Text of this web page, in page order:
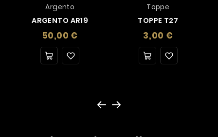
Argento
ARGENTO AR19
50,00 €Prezzo
Toppe
TOPPE T27
3,00 €Prezzo